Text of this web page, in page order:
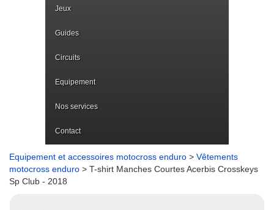
Jeux
Guides
Circuits
Equipement
Nos services
Contact
Equipement et accessoires motocross enduro > Vêtements
motocross enduro > T-shirt Manches Courtes Acerbis Crosskeys
Sp Club - 2018